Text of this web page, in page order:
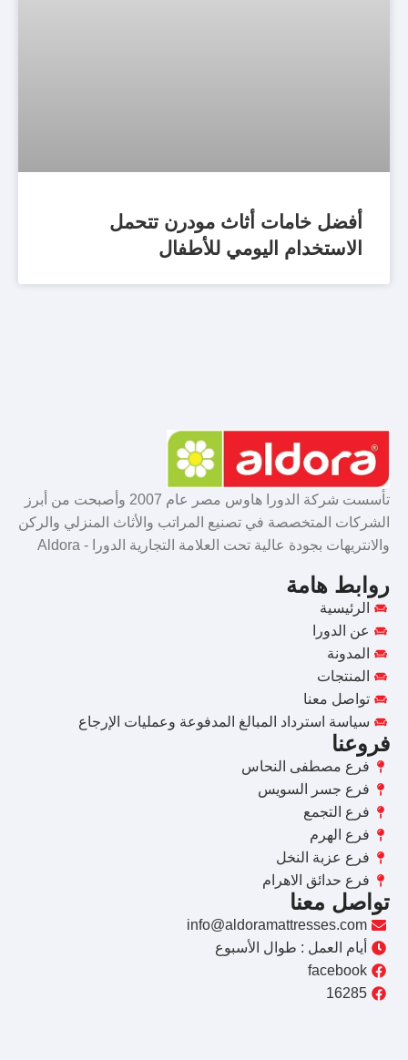
أفضل خامات أثاث مودرن تتحمل
الاستخدام اليومي للأطفال
تأسست شركة الدورا هاوس مصر عام 2007 وأصبحت من أبرز
الشركات المتخصصة في تصنيع المراتب والأثاث المنزلي والركن
والانتريهات بجودة عالية تحت العلامة التجارية الدورا - Aldora
روابط هامة
الرئيسية
عن الدورا
المدونة
المنتجات
تواصل معنا
سياسة استرداد المبالغ المدفوعة وعمليات الإرجاع
فروعنا
فرع مصطفى النحاس
فرع جسر السويس
فرع التجمع
فرع الهرم
فرع عزبة النخل
فرع حدائق الاهرام
تواصل معنا
info@aldoramattresses.com
أيام العمل : طوال الأسبوع
facebook
16285